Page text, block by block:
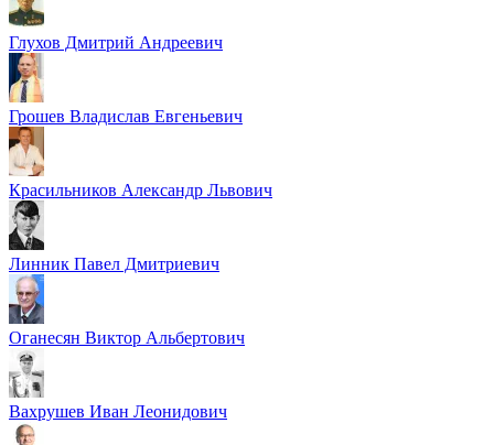
Глухов Дмитрий Андреевич
Грошев Владислав Евгеньевич
Красильников Александр Львович
Линник Павел Дмитриевич
Оганесян Виктор Альбертович
Вахрушев Иван Леонидович